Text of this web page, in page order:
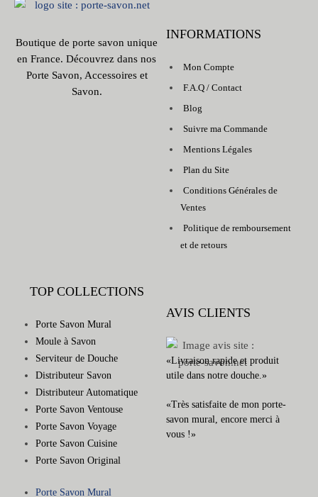
Boutique de porte savon unique
en France. Découvrez dans nos
Porte Savon, Accessoires et
Savon.
INFORMATIONS
Mon Compte
F.A.Q / Contact
Blog
Suivre ma Commande
Mentions Légales
Plan du Site
Conditions Générales de
Ventes
Politique de remboursement
et de retours
TOP COLLECTIONS
Porte Savon Mural
Moule à Savon
Serviteur de Douche
Distributeur Savon
Distributeur Automatique
Porte Savon Ventouse
Porte Savon Voyage
Porte Savon Cuisine
Porte Savon Original
Porte Savon Mural
AVIS CLIENTS
«Livraison rapide et produit
utile dans notre douche.»
«Très satisfaite de mon porte-
savon mural, encore merci à
vous !»